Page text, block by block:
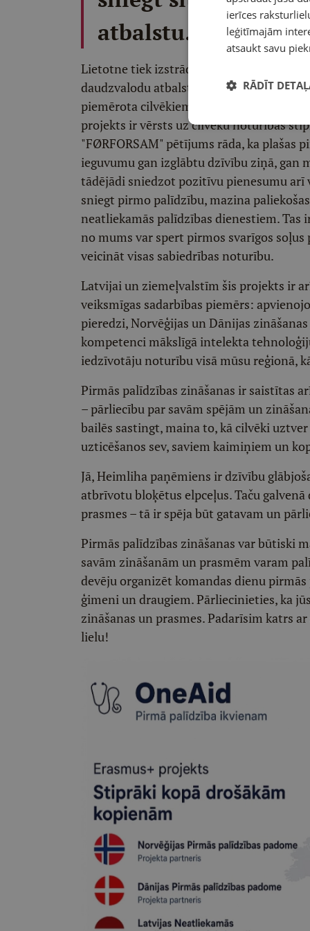
atbalstu.
Lietotne tiek izstrādāta, īpašu uzmanību
daudzvalodu atbalsts, teksta nolasīšana
piemērota cilvēkiem ar dažādām
projekts ir vērsts uz cilvēku noturības
"FØRFORSAM" pētījums rāda, ka plašas
ieguvumu gan izglābtu dzīvību ziņā, gan
tādējādi sniedzot pozitīvu pienesumu arī
sniegt pirmo palīdzību, mazina
neatliekamās palīdzības dienestiem.
no mums var spert pirmos svarīgos
veicināt visas sabiedrības noturību.
Latvijai un ziemeļvalstīm šis projekts ir
veiksmīgas sadarbības piemērs:
pieredzi, Norvēģijas un Dānijas
kompetenci mākslīgā intelekta
iedzīvotāju noturību visā mūsu reģionā,
Pirmās palīdzības zināšanas ir saistītas
– pārliecību par savām spējām un
bailēs sastingt, maina to, kā cilvēki
uzticēšanos sev, saviem kaimiņiem un
Jā, Heimliha paņēmiens ir dzīvību
atbrīvotu bloķētus elpceļus. Taču
prasmes – tā ir spēja būt gatavam un
Pirmās palīdzības zināšanas var būtiski
savām zināšanām un prasmēm varam
devēju organizēt komandas dienu
ģimeni un draugiem. Pārliecinieties, ka
zināšanas un prasmes. Padarīsim katrs
lielu!
ierīces
leģitīmajām
atsaukt savu
RĀDĪT